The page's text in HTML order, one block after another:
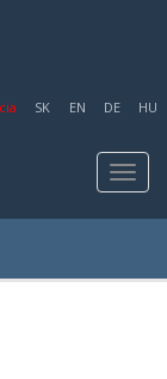
SK EN DE HU